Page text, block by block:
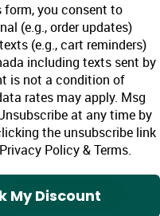
Dix superbes lys calla
Prix Bloomex: 87,99 $
MAGASINEZ
you consent to
(e.g., order updates)
(e.g., cart reminders)
including texts sent by
is not a condition of
rates may apply. Msg
at any time by
the unsubscribe link
Privacy Policy&Terms.
My Discount